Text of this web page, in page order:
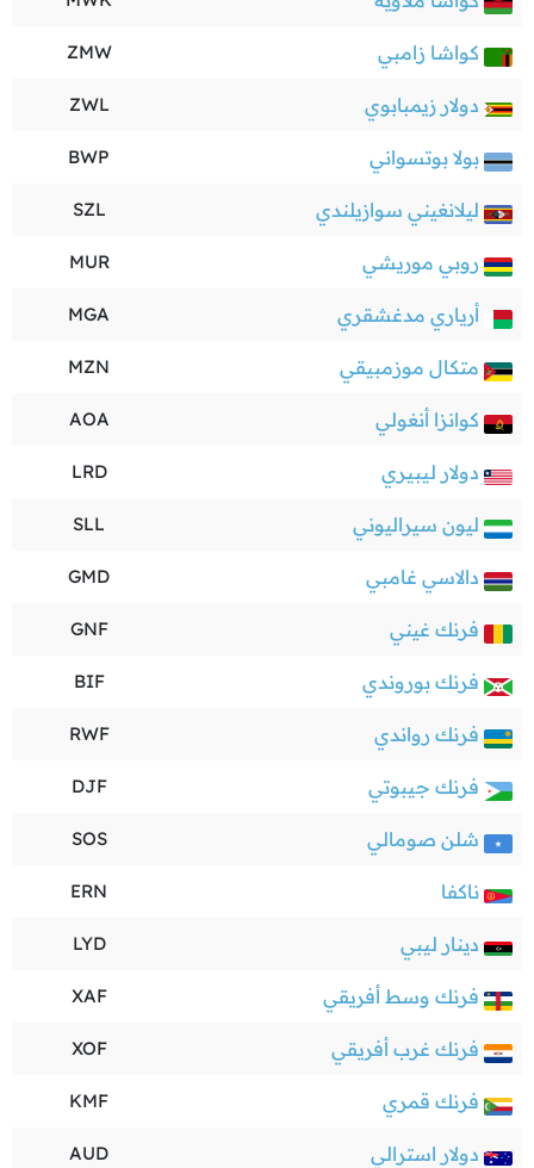
كواشا زامبي ZMW
دولار زيمبابوي ZWL
بولا بوتسواني BWP
ليلانغيني سوازيلندي SZL
روبي موريشي MUR
أرياري مدغشقري MGA
متكال موزمبيقي MZN
كوانزا أنغولي AOA
دولار ليبيري LRD
ليون سيراليوني SLL
دالاسي غامبي GMD
فرنك غيني GNF
فرنك بوروندي BIF
فرنك رواندي RWF
فرنك جيبوتي DJF
شلن صومالي SOS
ناكفا ERN
دينار ليبي LYD
فرنك وسط أفريقي XAF
فرنك غرب أفريقي XOF
فرنك قمري KMF
دولار استرالي AUD